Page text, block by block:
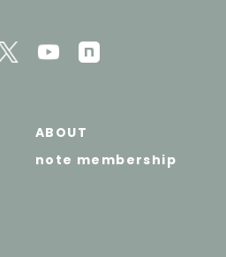
ABOUT
note membership